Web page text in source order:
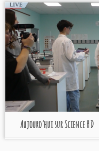
Aujourd’hui sur Science HD